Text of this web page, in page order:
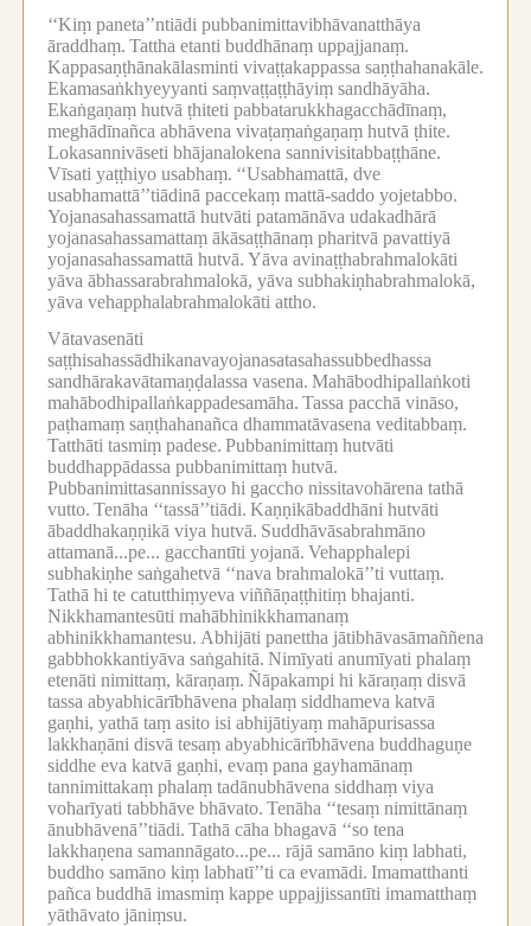
‘‘Kiṃ paneta’’ntiādi pubbanimittavibhāvanatthāya
āraddhaṃ. Tattha etanti buddhānaṃ uppajjanaṃ.
Kappasaṇṭhānakālasminti vivaṭṭakappassa saṇṭhahanakāle.
Ekamasaṅkhyeyyanti saṃvaṭṭaṭṭhāyiṃ sandhāyāha.
Ekaṅgaṇaṃ hutvā ṭhiteti pabbatarukkhagacchādīnaṃ,
meghādīnañca abhāvena vivaṭaṃaṅgaṇaṃ hutvā ṭhite.
Lokasannivāseti bhājanalokena sannivisitabbaṭṭhāne.
Vīsati yaṭṭhiyo usabhaṃ. ‘‘Usabhamattā, dve
usabhamattā’’tiādinā paccekaṃ mattā-saddo yojetabbo.
Yojanasahassamattā hutvāti patamānāva udakadhārā
yojanasahassamattaṃ ākāsaṭṭhānaṃ pharitvā pavattiyā
yojanasahassamattā hutvā. Yāva avinaṭṭhabrahmalokāti
yāva ābhassarabrahmalokā, yāva subhakiṇhabrahmalokā,
yāva vehapphalabrahmalokāti attho.
Vātavasenāti
saṭṭhisahassādhikanavayojanasatasahassubbedhassa
sandhārakavātamaṇḍalassa vasena. Mahābodhipallaṅkoti
mahābodhipallaṅkappadesamāha. Tassa pacchā vināso,
paṭhamaṃ saṇṭhahanañca dhammatāvasena veditabbaṃ.
Tatthāti tasmiṃ padese. Pubbanimittaṃ hutvāti
buddhappādassa pubbanimittaṃ hutvā.
Pubbanimittasannissayo hi gaccho nissitavohārena tathā
vutto. Tenāha ‘‘tassā’’tiādi. Kaṇṇikābaddhāni hutvāti
ābaddhakaṇṇikā viya hutvā. Suddhāvāsabrahmāno
attamanā...pe... gacchantīti yojanā. Vehapphalepi
subhakiṇhe saṅgahetvā ‘‘nava brahmalokā’’ti vuttaṃ.
Tathā hi te catutthiṃyeva viññāṇaṭṭhitiṃ bhajanti.
Nikkhamantesūti mahābhinikkhamanaṃ
abhinikkhamantesu. Abhijāti panettha jātibhāvasāmaññena
gabbhokkantiyāva saṅgahitā. Nimīyati anumīyati phalaṃ
etenāti nimittaṃ, kāraṇaṃ. Ñāpakampi hi kāraṇaṃ disvā
tassa abyabhicārībhāvena phalaṃ siddhameva katvā
gaṇhi, yathā taṃ asito isi abhijātiyaṃ mahāpurisassa
lakkhaṇāni disvā tesaṃ abyabhicārībhāvena buddhaguṇe
siddhe eva katvā gaṇhi, evaṃ pana gayhamānaṃ
tannimittakaṃ phalaṃ tadānubhāvena siddhaṃ viya
voharīyati tabbhāve bhāvato. Tenāha ‘‘tesaṃ nimittānaṃ
ānubhāvenā’’tiādi. Tathā cāha bhagavā ‘‘so tena
lakkhaṇena samannāgato...pe... rājā samāno kiṃ labhati,
buddho samāno kiṃ labhatī’’ti ca evamādi. Imamatthanti
pañca buddhā imasmiṃ kappe uppajjissantīti imamatthaṃ
yāthāvato jāniṃsu.